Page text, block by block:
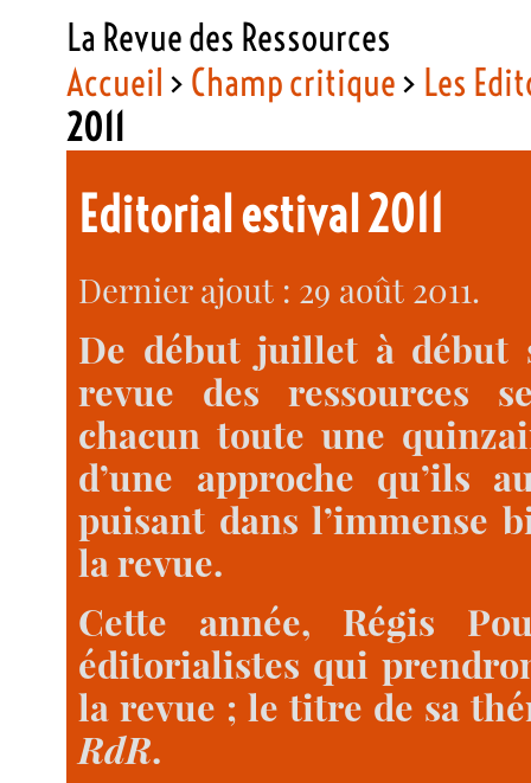
La Revue des Ressources
Accueil > Champ critique> Les
2011
Editorial estival 2011
Dernier ajout : 29 août 2011.
De début juillet à début
revue des ressources
chacun toute une
d’une approche qu’ils
puisant dans l’immense
la revue.
Cette année, Régis
éditorialistes qui
la revue ; le titre de sa
RdR.